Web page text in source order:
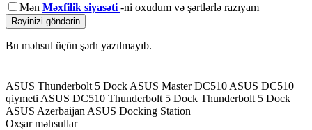
Mən Məxfilik siyasəti -ni oxudum və şərtlərlə razıyam
Rəyinizi göndərin
Bu məhsul üçün şərh yazılmayıb.
ASUS Thunderbolt 5 Dock ASUS Master DC510 ASUS DC510
qiymeti ASUS DC510 Thunderbolt 5 Dock Thunderbolt 5 Dock
ASUS Azerbaijan ASUS Docking Station
Oxşar məhsullar